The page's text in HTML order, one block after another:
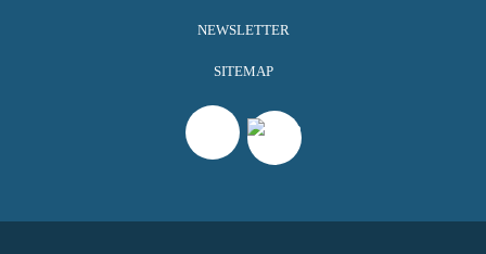
NEWSLETTER
SITEMAP